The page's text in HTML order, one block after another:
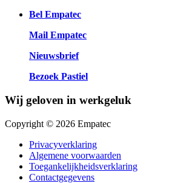
Bel Empatec
Mail Empatec
Nieuwsbrief
Bezoek Pastiel
Wij geloven in werkgeluk
Copyright © 2026 Empatec
Privacyverklaring
Algemene voorwaarden
Toegankelijkheidsverklaring
Contactgegevens